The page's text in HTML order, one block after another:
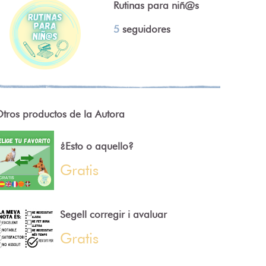
Rutinas para niñ@s
5 seguidores
productos de la Autora
¿Esto o aquello?
Gratis
Segell corregir i avaluar
Gratis